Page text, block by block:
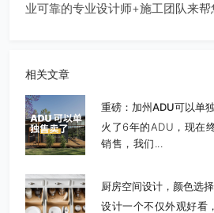
业可靠的专业设计师+施工团队来帮
相关文章
重磅：加州ADU可以单
火了6年的ADU，现在
销售，我们...
厨房空间设计，颜色选
设计一个不仅外观好看